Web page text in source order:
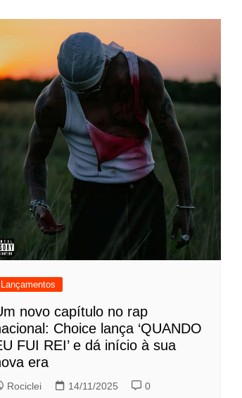
Lançamentos
novo capítulo no rap
Choice lança ‘QUANDO
FUI REI’ e dá início à sua
era
Rociclei 14/11/2025 0